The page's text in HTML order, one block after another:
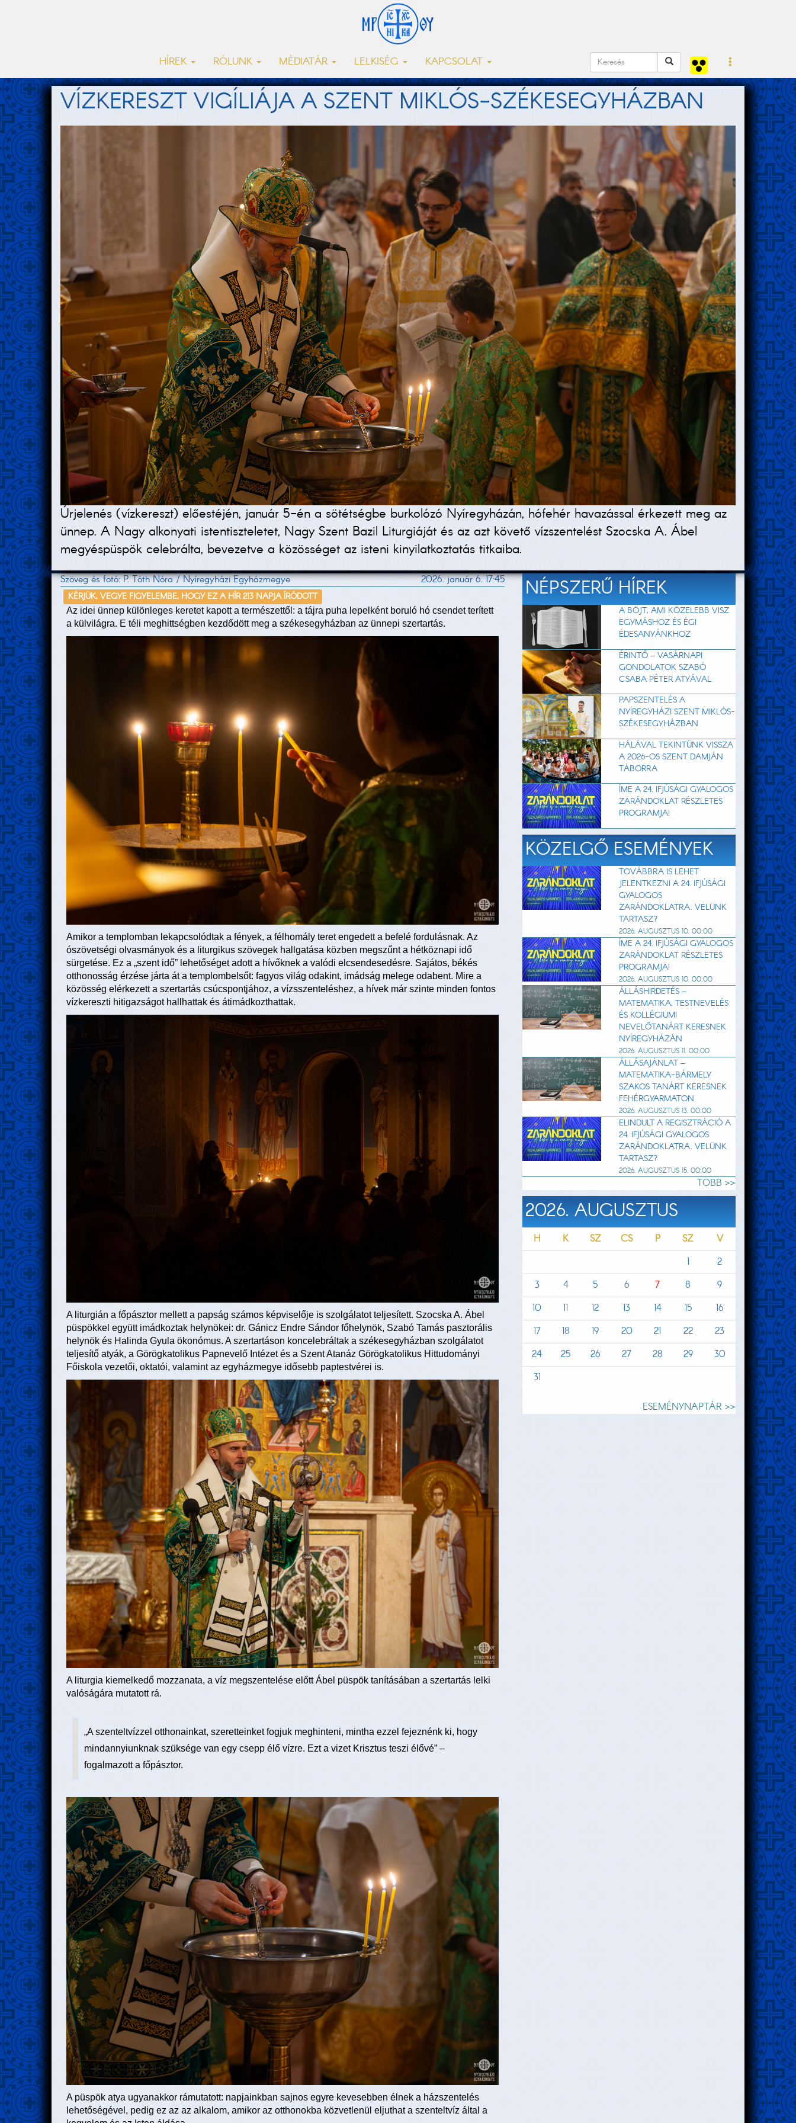
HÍREK RÓLUNK MÉDIATÁR LELKISÉG KAPCSOLAT
VÍZKERESZT VIGÍLIÁJA A SZENT MIKLÓS-SZÉKESEGYHÁZBAN
Úrjelenés (vízkereszt) előestéjén, január 5-én a sötétségbe burkolózó Nyíregyházán, hófehér havazással érkezett meg az
ünnep. A Nagy alkonyati istentiszteletet, Nagy Szent Bazil Liturgiáját és az azt követő vízszentelést Szocska A. Ábel
megyéspüspök celebrálta, bevezetve a közösséget az isteni kinyilatkoztatás titkaiba.
Szöveg és fotó: P. Tóth Nóra / Nyíregyházi Egyházmegye 2026. január 6. 17:45
KÉRJÜK, VEGYE FIGYELEMBE, HOGY EZ A HÍR 213 NAPJA ÍRÓDOTT
Az idei ünnep különleges keretet kapott a természettől: a tájra puha lepelként boruló hó csendet terített
a külvilágra. E téli meghittségben kezdődött meg a székesegyházban az ünnepi szertartás.
Amikor a templomban lekapcsolódtak a fények, a félhomály teret engedett a befelé fordulásnak. Az
ószövetségi olvasmányok és a liturgikus szövegek hallgatása közben megszűnt a hétköznapi idő
sürgetése. Ez a „szent idő” lehetőséget adott a hívőknek a valódi elcsendesedésre. Sajátos, békés
otthonosság érzése járta át a templombelsőt: fagyos világ odakint, imádság melege odabent. Mire a
közösség elérkezett a szertartás csúcspontjához, a vízsszenteléshez, a hívek már szinte minden fontos
vízkereszti hitigazságot hallhattak és átimádkozthattak.
A liturgián a főpásztor mellett a papság számos képviselője is szolgálatot teljesített. Szocska A. Ábel
püspökkel együtt imádkoztak helynökei: dr. Gánicz Endre Sándor főhelynök, Szabó Tamás pasztorális
helynök és Halinda Gyula ökonómus. A szertartáson koncelebráltak a székesegyházban szolgálatot
teljesítő atyák, a Görögkatolikus Papnevelő Intézet és a Szent Atanáz Görögkatolikus Hittudományi
Főiskola vezetői, oktatói, valamint az egyházmegye idősebb paptestvérei is.
A liturgia kiemelkedő mozzanata, a víz megszentelése előtt Ábel püspök tanításában a szertartás lelki
valóságára mutatott rá.
„A szenteltvízzel otthonainkat, szeretteinket fogjuk meghinteni, mintha ezzel fejeznénk ki, hogy
mindannyiunknak szüksége van egy csepp élő vízre. Ezt a vizet Krisztus teszi élővé” –
fogalmazott a főpásztor.
A püspök atya ugyanakkor rámutatott: napjainkban sajnos egyre kevesebben élnek a házszentelés
lehetőségével, pedig ez az az alkalom, amikor az otthonokba közvetlenül eljuthat a szenteltvíz által a
NÉPSZERŰ HÍREK
A BÖJT, AMI KÖZELEBB VISZ
EGYMÁSHOZ ÉS ÉGI
ÉDESANYÁNKHOZ
ÉRINTŐ – VASÁRNAPI
GONDOLATOK SZABÓ
CSABA PÉTER ATYÁVAL
PAPSZENTELÉS A
NYÍREGYHÁZI SZENT MIKLÓS-
SZÉKESEGYHÁZBAN
HÁLÁVAL TEKINTÜNK VISSZA
A 2026-OS SZENT DAMJÁN
TÁBORRA
ÍME A 24. IFJÚSÁGI GYALOGOS
ZARÁNDOKLAT RÉSZLETES
PROGRAMJA!
KÖZELGŐ ESEMÉNYEK
TOVÁBBRA IS LEHET
JELENTKEZNI A 24. IFJÚSÁGI
GYALOGOS
ZARÁNDOKLATRA. VELÜNK
TARTASZ?
2026. AUGUSZTUS 10. 00:00
ÍME A 24. IFJÚSÁGI GYALOGOS
ZARÁNDOKLAT RÉSZLETES
PROGRAMJA!
2026. AUGUSZTUS 10. 00:00
ÁLLÁSHIRDETÉS –
MATEMATIKA, TESTNEVELÉS
ÉS KOLLÉGIUMI
NEVELŐTANÁRT KERESNEK
NYÍREGYHÁZÁN
2026. AUGUSZTUS 11. 00:00
ÁLLÁSAJÁNLAT –
MATEMATIKA-BÁRMELY
SZAKOS TANÁRT KERESNEK
FEHÉRGYARMATON
2026. AUGUSZTUS 13. 00:00
ELINDULT A REGISZTRÁCIÓ A
24. IFJÚSÁGI GYALOGOS
ZARÁNDOKLATRA. VELÜNK
TARTASZ?
2026. AUGUSZTUS 15. 00:00
TÖBB >>
2026. AUGUSZTUS
H K SZ CS P SZ
V
1
2
3
4 5 6 7 8
9
10
11 12 13 14 15
16
17
18 19 20 21 22
23
24
25 26 27 28 29
30
31
ESEMÉNYNAPTÁR >>